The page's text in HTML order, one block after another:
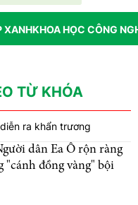
XANHKHOA HỌC CÔNG
TỪ KHÓA
ra khẩn trương
dân Ea Ô rộn ràng
"cánh đồng vàng" bội